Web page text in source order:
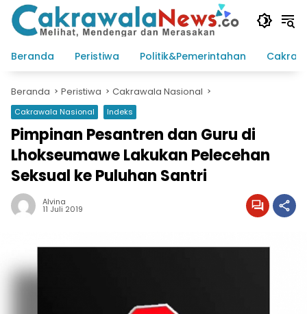
Langsung
konten
Beranda
Peristiwa Politik&Pemerintahan
Beranda Peristiwa Cakrawala Nasional
Cakrawala Nasional Indeks
Pimpinan Pesantren dan Guru di
Lhokseumawe Lakukan Pelecehan
Seksual ke Puluhan Santri
Alvina
11 Juli 2019